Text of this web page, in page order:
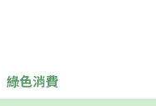
綠色消費